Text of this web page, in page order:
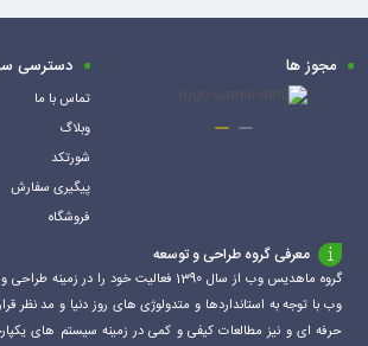
به
مجوز ها دسترسی
تماس با ما
وبلاگ
شورتکد
پیگیری سفارش
فروشگاه
معرفی گروه طراحی و توسعه
گروه ماهدیس وب از سال 1390 فعالیت خود را
وب با توجه به استانداردها و متدولوژی های روز دنیا و مد نظر
حرفه ای و نیز مطالعات کیفی و کمی در زمینه سیستم های